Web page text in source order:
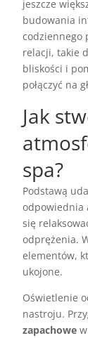
jeszcze
budowania
codziennego
relacji, takie
bliskości i
połączyć na
Jak
spa?
Podstawą
odpowiednia
się
odprężenia.
elementów,
ukojone.
Oświetlenie
nastroju.
zapachowe